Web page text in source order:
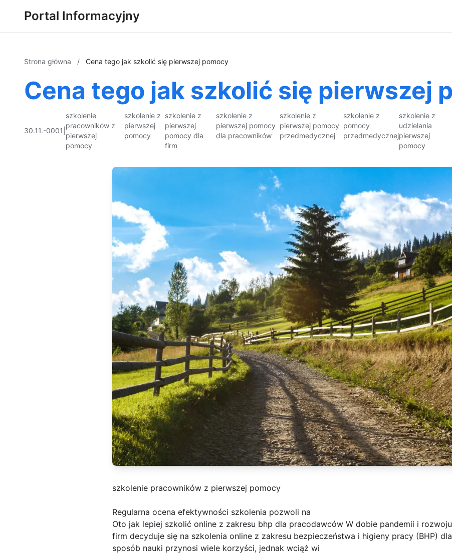
Portal Informacyjny
Strona główna / Cena tego jak szkolić się pierwszej pomocy
Cena tego jak szkolić się pierwszej
30.11.-0001
szkolenie
pracowników z
pierwszej
pomocy
szkolenie z
pierwszej
pomocy
szkolenie z
pierwszej
pomocy dla
firm
szkolenie z
pierwszej pomocy
dla pracowników
szkolenie z
pierwszej pomocy
przedmedycznej
szkolenie z
pomocy
przedmedycznej
szkolenie z
udzielania
pierwszej
pomocy
szkolenie pracowników z pierwszej pomocy
Regularna ocena efektywności szkolenia pozwoli na
Oto jak lepiej szkolić online z zakresu bhp dla pracodawców W dobie pandemii i
firm decyduje się na szkolenia online z zakresu bezpieczeństwa i higieny pracy (BHP)
sposób nauki przynosi wiele korzyści, jednak wciąż wi